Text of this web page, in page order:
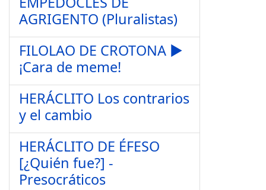
AGRIGENTO (Pluralistas)
FILOLAO DE CROTONA ►
¡Cara de meme!
HERÁCLITO Los contrarios
y el cambio
HERÁCLITO DE ÉFESO
[¿Quién fue?] -
Presocráticos